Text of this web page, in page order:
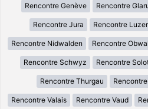
Rencontre Genève Rencontre
Rencontre Jura Rencontre
Rencontre Nidwalden Rencontre
Rencontre Schwyz Rencontre
Rencontre Thurgau
Rencontre Valais Rencontre Vaud